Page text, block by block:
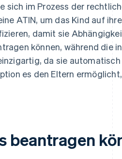
im Prozess der
ATIN, um das Kind auf
damit sie
können, während die
da sie automatisch
es den Eltern
beantragen